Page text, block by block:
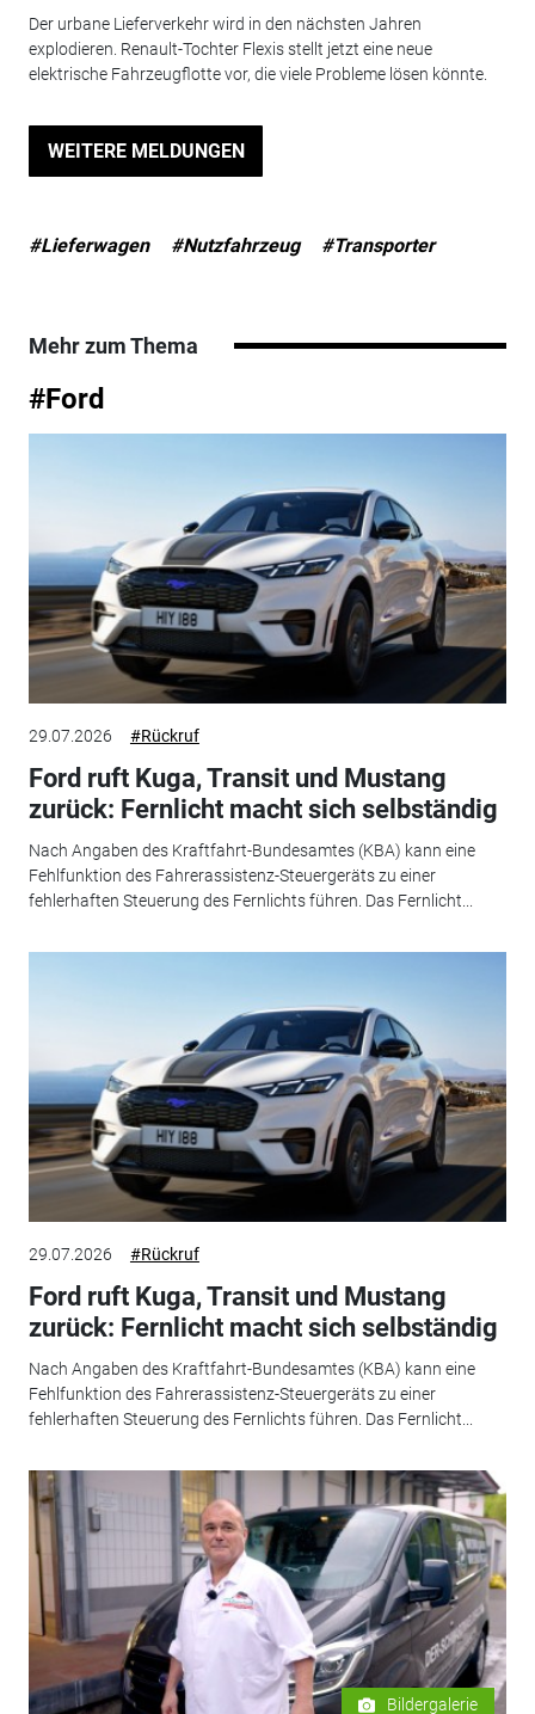
Der urbane Lieferverkehr wird in den nächsten Jahren
explodieren. Renault-Tochter Flexis stellt jetzt eine neue
elektrische Fahrzeugflotte vor, die viele Probleme lösen könnte.
WEITERE MELDUNGEN
#Lieferwagen #Nutzfahrzeug #Transporter
Mehr zum Thema
#Ford
29.07.2026 #Rückruf
Ford ruft Kuga, Transit und Mustang
zurück: Fernlicht macht sich selbständig
Nach Angaben des Kraftfahrt-Bundesamtes (KBA) kann eine
Fehlfunktion des Fahrerassistenz-Steuergeräts zu einer
fehlerhaften Steuerung des Fernlichts führen. Das Fernlicht...
29.07.2026 #Rückruf
Ford ruft Kuga, Transit und Mustang
zurück: Fernlicht macht sich selbständig
Nach Angaben des Kraftfahrt-Bundesamtes (KBA) kann eine
Fehlfunktion des Fahrerassistenz-Steuergeräts zu einer
fehlerhaften Steuerung des Fernlichts führen. Das Fernlicht...
Bildergalerie